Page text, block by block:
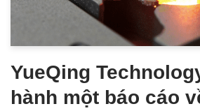
YueQing
hành một báo cáo